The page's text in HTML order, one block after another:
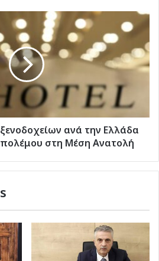
ανά την Ελλάδα
στη Μέση Ανατολή